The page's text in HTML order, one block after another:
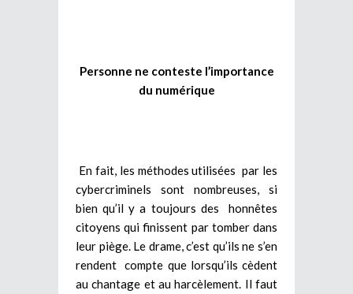
Personne ne conteste l’importance
du numérique
En fait, les méthodes utilisées par les
cybercriminels sont nombreuses, si
bien qu’il y a toujours des honnêtes
citoyens qui finissent par tomber dans
leur piège. Le drame, c’est qu’ils ne s’en
rendent compte que lorsqu’ils cèdent
au chantage et au harcèlement. Il faut